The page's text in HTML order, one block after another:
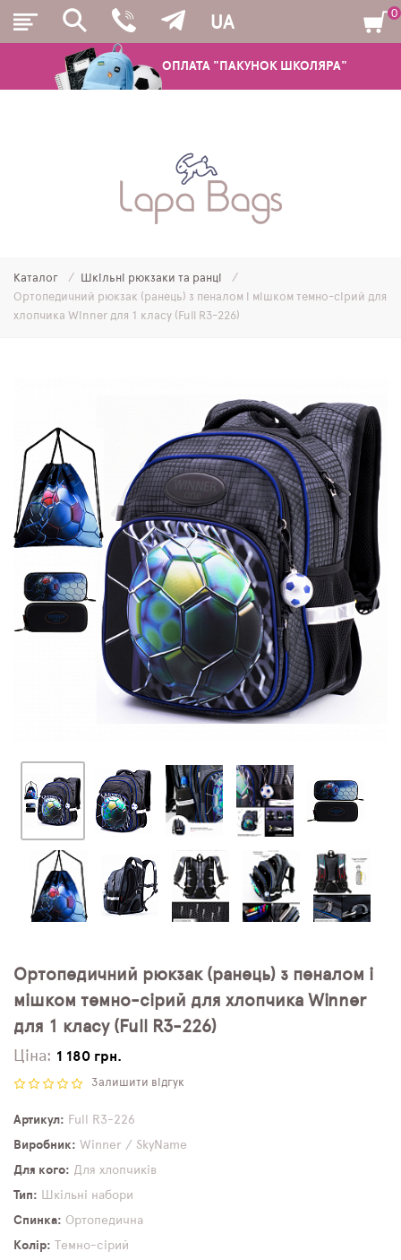
ОПЛАТА "ПАКУНОК ШКОЛЯРА"
UA
ШКІЛЬНІ РЮКЗАКИ ТА РАНЦІ
МОЛОДІЖНІ РЮКЗАКИ
DELUNE
SCHOOL STANDARD
SKYNAME
РОЗПРОДАЖ
0
Каталог
Шкільні рюкзаки та ранці
Ортопедичний рюкзак (ранець) з пеналом і мішком темно-сірий для
хлопчика Winner для 1 класу (Full R3-226)
Ортопедичний рюкзак (ранець) з пеналом і
мішком темно-сірий для хлопчика Winner
для 1 класу (Full R3-226)
Ціна: 1 180 грн.
Залишити відгук
Артикул
Full R3-226
Виробник
Winner / SkyName
Для кого
Для хлопчиків
Тип
Шкільні набори
Спинка
Ортопедична
Колір
Темно-сірий